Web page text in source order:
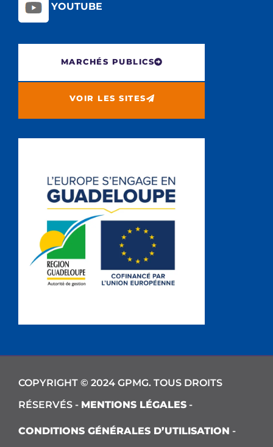
YOUTUBE
MARCHÉS PUBLICS
VOIR LES SITES
COPYRIGHT © 2024 GPMG. TOUS DROITS
RÉSERVÉS - MENTIONS LÉGALES -
CONDITIONS GÉNÉRALES D’UTILISATION -